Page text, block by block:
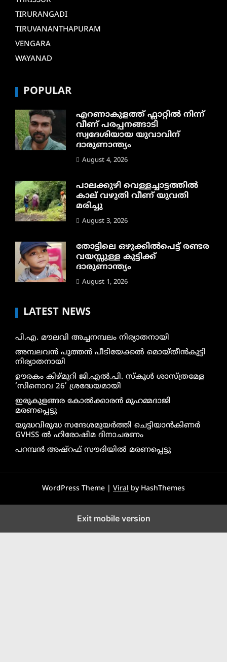
TIRURANGADI
TIRUVANANTHAPURAM
VENGARA
WAYANAD
POPULAR
എറണാകുളത്ത് ഫ്ലാറ്റിൽ നിന്ന്
വീണ് പരപ്പനങ്ങാടി
സ്വദേശിയായ യുവാവിന്
ദാരുണാന്ത്യം
August 4, 2026
പാലക്കുഴി വെള്ളച്ചാട്ടത്തില്‍
കാല് വഴുതി വീണ് യുവതി
മരിച്ചു
August 3, 2026
തോട്ടിലെ ഒഴുക്കിൽപെട്ട് രണ്ടര
വയസ്സുള്ള കുട്ടിക്ക്
ദാരുണാന്ത്യം
August 1, 2026
LATEST NEWS
പി.എ. മൗലവി അച്ചനമ്പലം നിര്യാതനായി
അമ്പലവൻ പുത്തൻ പീടിയേക്കൽ മൊയ്തീൻകുട്ടി
നിര്യാതനായി
ഊരകം കിഴ്മുറി ജി.എൽ.പി. സ്കൂൾ ശാസ്ത്രമേള
‘സിനൊവ 26’ ശ്രദ്ധേയമായി
ഇരുകുളങ്ങര കോൽക്കാരൻ മുഹമ്മദാജി
മരണപ്പെട്ടു
യുദ്ധവിരുദ്ധ സന്ദേശമുയർത്തി ചെട്ടിയാൻകിണർ
GVHSS ൽ ഹിരോഷിമ ദിനാചരണം
പറമ്പൻ അഷ്‌റഫ് സൗദിയിൽ മരണപ്പെട്ടു
WordPress Theme | Viral by HashThemes
Exit mobile version